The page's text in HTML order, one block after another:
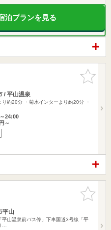
泊プランを見る
お気に入
りに追加
/ 平山温泉
り約20分 ・菊水インターより約20分 ・
24:00
～
お気に入
りに追加
平山
平山温泉前バス停」下車国道3号線「平
…